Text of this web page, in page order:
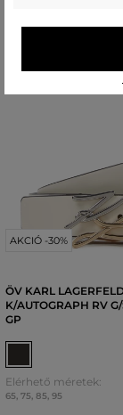
AKCIÓ -30%
ÖV KARL
K/AUTOGRAPH RV
GP
Elérhető méretek:
65, 75, 85, 95